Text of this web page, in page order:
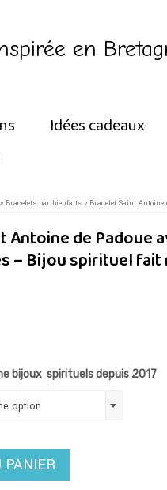
en
Idées cadeaux
» Bracelets par bienfaits » Bracelet Saint
Antoine de Padoue
– Bijou spirituel fait
bijoux spirituels depuis 2017
option